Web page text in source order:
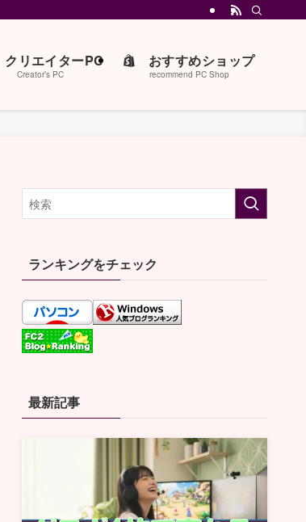
クリエイターPC
Creator’s PC
おすすめショップ
recommend PC Shop
ランキングをチェック
最新記事